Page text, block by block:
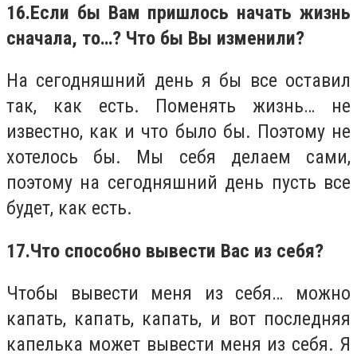
16.Если бы Вам пришлось начать жизнь
сначала, то…? Что бы Вы изменили?
На сегодняшний день я бы все оставил
так, как есть. Поменять жизнь… не
известно, как и что было бы. Поэтому не
хотелось бы. Мы себя делаем сами,
поэтому на сегодняшний день пусть все
будет, как есть.
17.Что способно вывести Вас из себя?
Чтобы вывести меня из себя… можно
капать, капать, капать, и вот последняя
капелька может вывести меня из себя. Я